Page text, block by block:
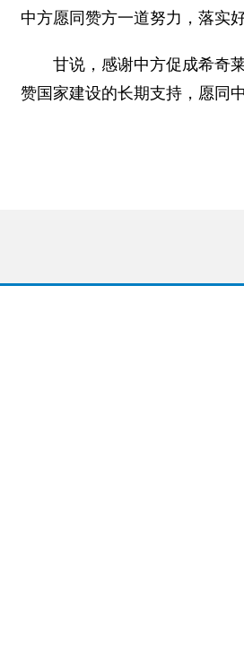
中方愿同赞方一道努力，落实
甘说，感谢中方促成希奇
赞国家建设的长期支持，愿同